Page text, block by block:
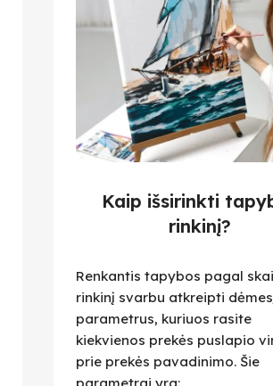
Kaip išsirinkti
rinkinį?
Renkantis tapybos pagal
rinkinį svarbu atkreipti
parametrus, kuriuos rasite
kiekvienos prekės puslapio
prie prekės pavadinimo. Šie
parametrai yra: